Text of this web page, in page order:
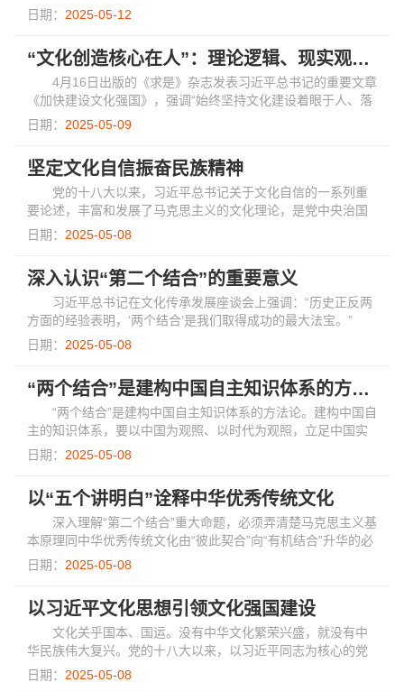
体现在人民的思想境界、精神状态、文化修养上”，强调“重视发
日期： 2025-05-12
“文化创造核心在人”：理论逻辑、现实观照与时代建构
4月16日出版的《求是》杂志发表习近平总书记的重要文章
《加快建设文化强国》，强调“始终坚持文化建设着眼于人、落
脚于人”，并明确提出“文化创造核心在人”。“文化创造核心在
日期： 2025-05-09
坚定文化自信振奋民族精神
党的十八大以来，习近平总书记关于文化自信的一系列重
要论述，丰富和发展了马克思主义的文化理论，是党中央治国
理政新理念新思想新战略的重要组成部分，集中体现了当代中
日期： 2025-05-08
深入认识“第二个结合”的重要意义
习近平总书记在文化传承发展座谈会上强调：“历史正反两
方面的经验表明，‘两个结合’是我们取得成功的最大法宝。”
日期： 2025-05-08
“两个结合”是建构中国自主知识体系的方法论
“两个结合”是建构中国自主知识体系的方法论。建构中国自
主的知识体系，要以中国为观照、以时代为观照，立足中国实
际，解决中国问题。
日期： 2025-05-08
以“五个讲明白”诠释中华优秀传统文化
深入理解“第二个结合”重大命题，必须弄清楚马克思主义基
本原理同中华优秀传统文化由“彼此契合”向“有机结合”升华的必
然逻辑，对中华优秀传统文化的现代意蕴进行深入挖掘则是理
日期： 2025-05-08
以习近平文化思想引领文化强国建设
文化关乎国本、国运。没有中华文化繁荣兴盛，就没有中
华民族伟大复兴。党的十八大以来，以习近平同志为核心的党
中央坚持把文化建设摆在治国理政突出位置，作出一系列重大
日期： 2025-05-08